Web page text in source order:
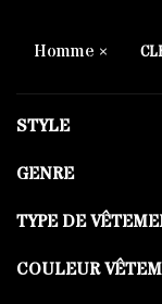
Homme
STYLE
GENRE
TYPE DE
COULEUR